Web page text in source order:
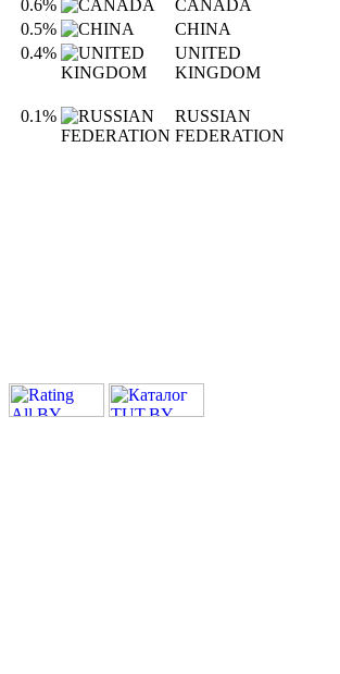
0.6%
CANADA
0.5%
CHINA
0.4%
UNITED
KINGDOM
0.1%
RUSSIAN
FEDERATION